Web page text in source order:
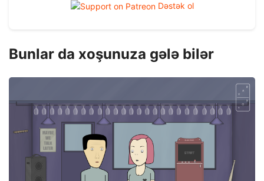
Dəstək ol
Bunlar da xoşunuza gələ bilər